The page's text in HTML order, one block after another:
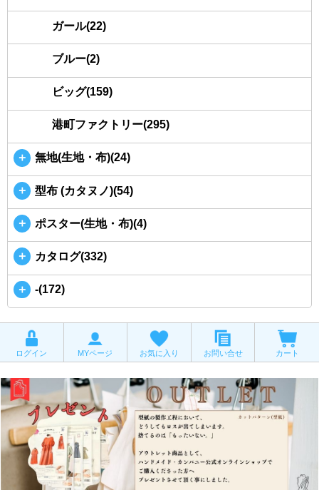
ガール(22)
ブルー(2)
ビッグ(159)
港町ファクトリー(295)
＋ 無地(生地・布)(24)
＋ 型布 (カタヌノ)(54)
＋ ポスター(生地・布)(4)
＋ カタログ(332)
＋ -(172)
ログイン MYページ お気に入り お問い合せ カート